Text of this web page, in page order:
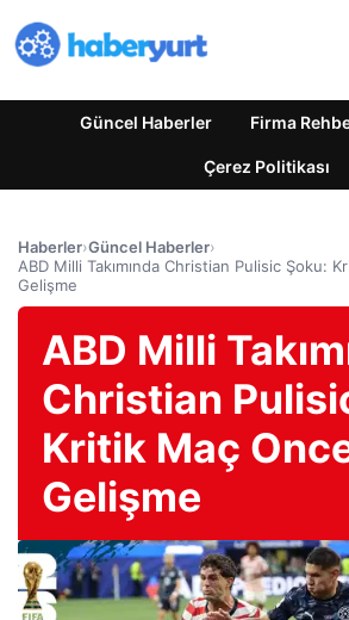
Güncel Haberler Firma
Çerez Politikası
Haberler›Güncel Haberler›
ABD Milli Takımında Christian Pulisic Şoku:
Gelişme
ABD Milli
Christian
Kritik Maç
Gelişme